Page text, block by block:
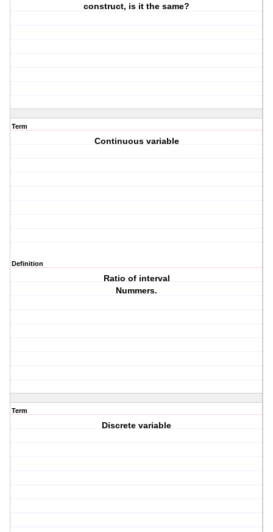
construct, is it the same?
Term
Continuous variable
Definition
Ratio of interval
Nummers.
Term
Discrete variable